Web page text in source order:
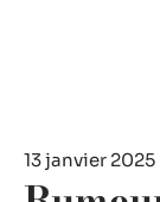
13 janvier 2025